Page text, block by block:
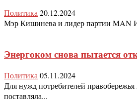
Политика 20.12.2024
Мэр Кишинева и лидер партии MAN
Энергоком снова пытается
Политика 05.11.2024
Для нужд потребителей
поставляла...